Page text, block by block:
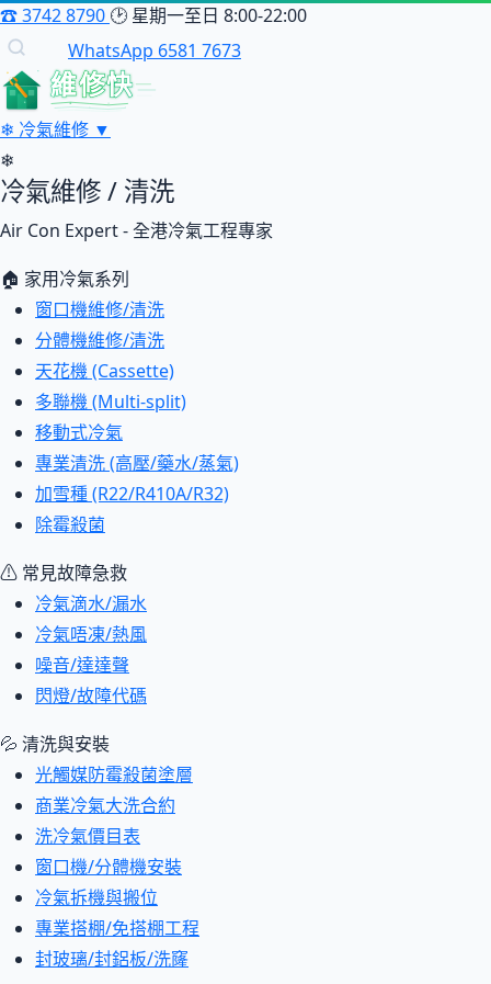
☎3742 8790 🕑 星期一至日 8:00-22:00
WhatsApp 6581 7673
維修快
❄ 冷氣維修 ▼
❄
冷氣維修 / 清洗
Air Con Expert - 全港冷氣工程專家
🏠 家用冷氣系列
窗口機維修/清洗
分體機維修/清洗
天花機 (Cassette)
多聯機 (Multi-split)
移動式冷氣
專業清洗 (高壓/藥水/蒸氣)
加雪種 (R22/R410A/R32)
除霉殺菌
⚠ 常見故障急救
冷氣滴水/漏水
冷氣唔凍/熱風
噪音/達達聲
閃燈/故障代碼
💦 清洗與安裝
光觸媒防霉殺菌塗層
商業冷氣大洗合約
洗冷氣價目表
窗口機/分體機安裝
冷氣拆機與搬位
專業搭棚/免搭棚工程
封玻璃/封鋁板/洗窿